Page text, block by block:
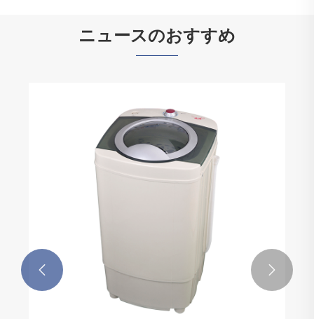
ニュースのおすすめ
 